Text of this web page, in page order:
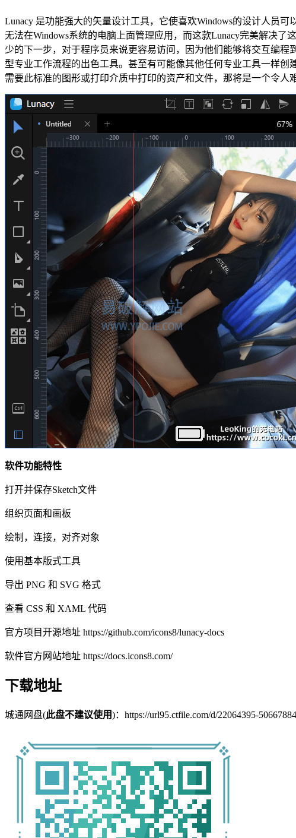
Lunacy 是功能强大的矢量设计工具，它使喜欢Windows的设计人员
无法在Windows系统的电脑上面管理应用，而这款Lunacy完美解决了
少的下一步，对于程序员来说更容易访问，因为他们能够将交互编程
型专业工作流程的出色工具。甚至有可能像其他任何专业工具一样创
需要此标准的图形或打印介质中打印的资产和文件，那将是一个令人
软件功能特性
打开并保存Sketch文件
组织页面和画板
绘制，连接，对齐对象
使用基本版式工具
导出 PNG 和 SVG 格式
查看 CSS 和 XAML 代码
官方项目开源地址 https://github.com/icons8/lunacy-docs
软件官方网站地址 https://docs.icons8.com/
下载地址
城通网盘(此盘不建议使用)：https://url95.ctfile.com/d/22064395-